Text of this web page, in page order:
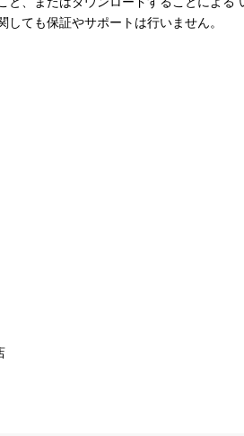
しても保証やサポートは行いません。